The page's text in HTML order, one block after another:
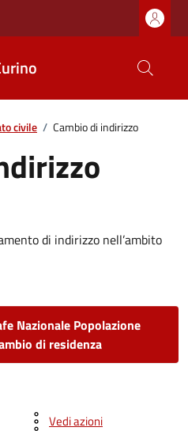
civile / Cambio di indirizzo
di indirizzo nell’ambito
Nazionale Popolazione
di residenza
Vedi azioni